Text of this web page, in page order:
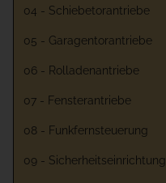
04 - Schiebetorantriebe
05 - Garagentorantriebe
06 - Rolladenantriebe
07 - Fensterantriebe
08 - Funkfernsteuerung
09 - Sicherheitseinrichtung